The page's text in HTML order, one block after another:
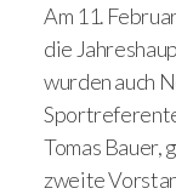
Am 11.
die
wurden auch
Tomas
zweite